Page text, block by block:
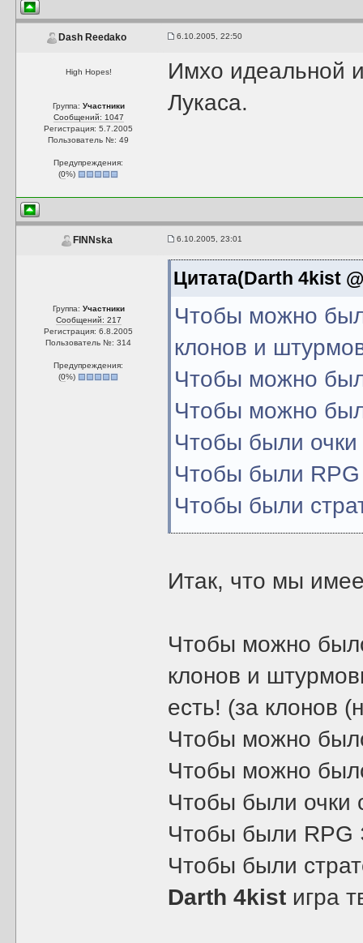
Dash Reedako 6.10.2005, 22:50
High Hopes!
Группа: Участники
Сообщений: 1047
Регистрация: 5.7.2005
Пользователь №: 49
Предупреждения:
(0%)
Имхо идеальной
Лукаса.
FINNska 6.10.2005, 23:01
Группа: Участники
Сообщений: 217
Регистрация: 6.8.2005
Пользователь №: 314
Предупреждения:
(0%)
Цитата(Darth 4kist
Чтобы можно
клонов и
Чтобы можно
Чтобы можно
Чтобы были очки
Чтобы были
Чтобы были
Итак, что мы
Чтобы можно
клонов и
есть! (за клонов
Чтобы можно
Чтобы можно
Чтобы были очки
Чтобы были RPG
Чтобы были
Darth 4kist игра